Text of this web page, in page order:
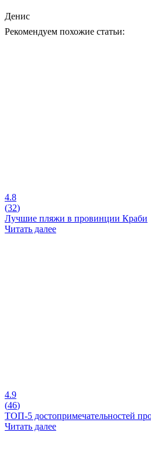
Денис
Рекомендуем похожие статьи:
4.8
(32)
Лучшие пляжи в провинции Краби
Читать далее
4.9
(46)
ТОП-5 достопримечательностей
Читать далее